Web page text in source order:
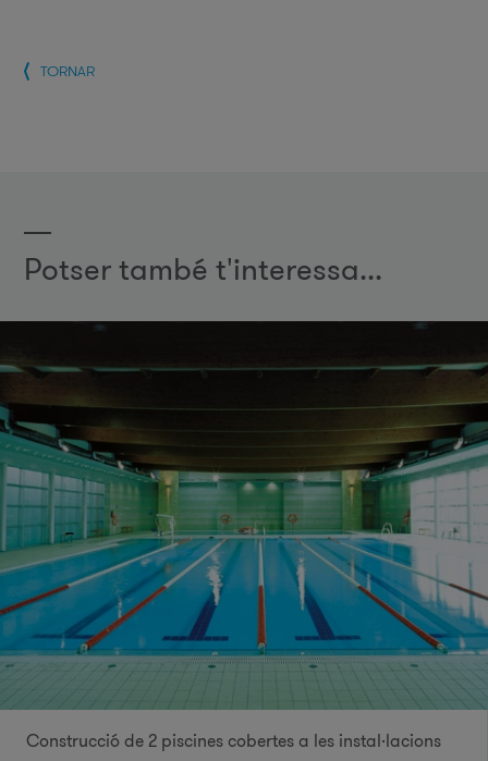
TORNAR
Potser també t'interessa...
Construcció de 2 piscines cobertes a les instal·lacions